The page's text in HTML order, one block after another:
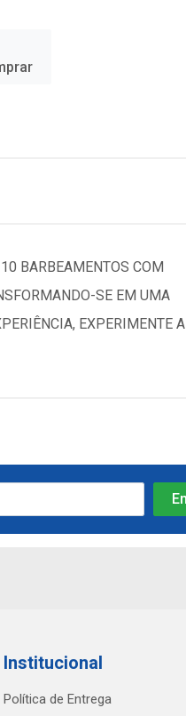
BARBEAMENTOS COM
SE EM UMA
EXPERIMENTE A
Institucional
Política de Entrega